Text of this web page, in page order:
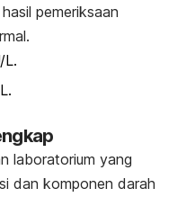
pemeriksaan
L.
laboratorium yang
dan komponen darah